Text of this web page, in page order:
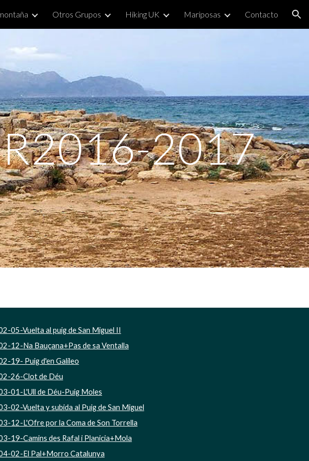
Skip to navigation
Otros Grupos Hiking UK Mariposas Contacto
R2016-2017
05-Vuelta al puig de San Miguel II
12-Na Bauçana+Pas de sa Ventalla
19- Puig d'en Galileo
26-Clot de Déu
01-L'Ull de Déu-Puig Moles
02-Vuelta y subida al Puig de San Miguel
12-L'Ofre por la Coma de Son Torrella
19-Camins des Rafal i Planicia+Mola
02-El Pal+Morro Catalunya